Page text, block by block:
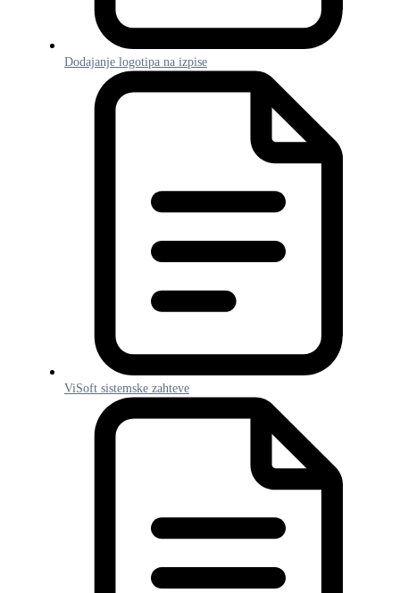
Dodajanje logotipa na izpise
ViSoft sistemske zahteve